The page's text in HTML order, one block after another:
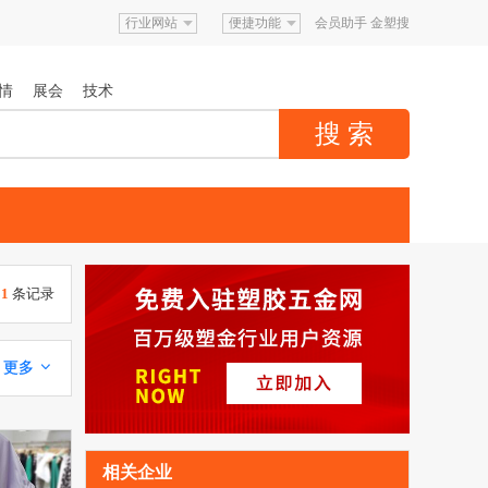
行业网站 便捷功能 会员助手 金塑搜
展会 技术
条记录
更多 
相关企业